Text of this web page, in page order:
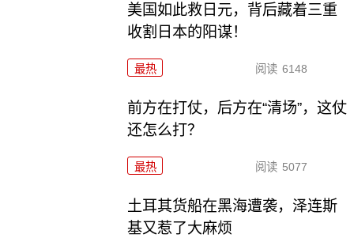
美国如此救日元，背后藏着三重
收割日本的阳谋！
最热 阅读 6148
前方在打仗，后方在“清场”，这仗
还怎么打？
最热 阅读 5077
土耳其货船在黑海遭袭，泽连斯
基又惹了大麻烦